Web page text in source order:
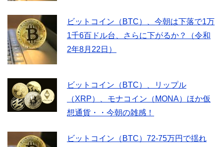
ビットコイン（BTC）、今朝は下落で1万
1千6百ドル台、さらに下がるか？（令和
2年8月22日）
ビットコイン（BTC）、リップル
（XRP）、モナコイン（MONA）ほか仮
想通貨・・今朝の雑感！
ビットコイン（BTC）72-75万円で揺れ